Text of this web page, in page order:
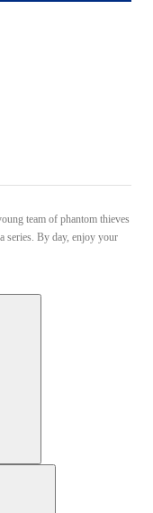
team of phantom thieves
series. By day, enjoy your